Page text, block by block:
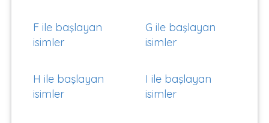
F ile başlayan
isimler
G ile başlayan
isimler
H ile başlayan
isimler
I ile başlayan
isimler